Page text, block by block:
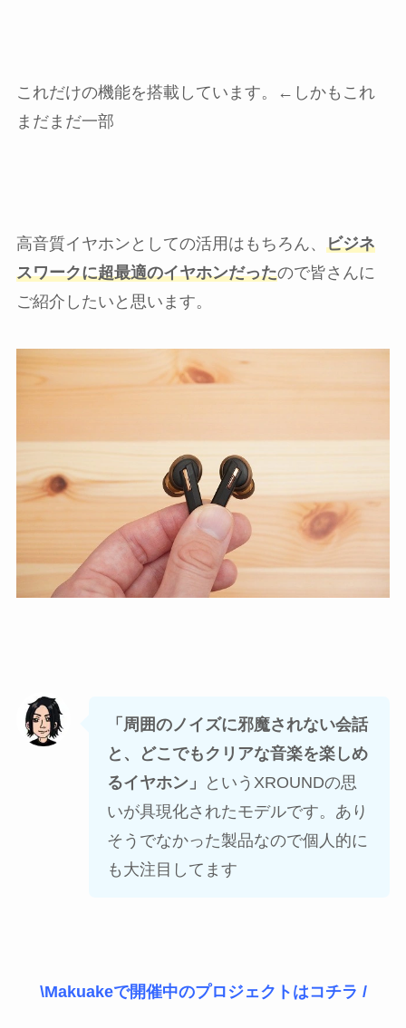
これだけの機能を搭載しています。←しかもこれ
まだまだ一部
高音質イヤホンとしての活用はもちろん、 ビジネ
スワークに超最適のイヤホンだったので皆さんに
ご紹介したいと思います。
「周囲のノイズに邪魔されない会話
と、どこでもクリアな音楽を楽しめ
るイヤホン」
というXROUNDの思
いが具現化されたモデルです。あり
そうでなかった製品なので個人的に
も大注目してます
\Makuakeで開催中のプロジェクトはコチラ /